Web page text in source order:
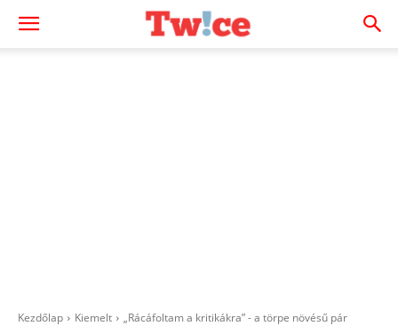
Kezdőlap Kiemelt
„Rácáfoltam a kritikákra” - a törpe növésű pár